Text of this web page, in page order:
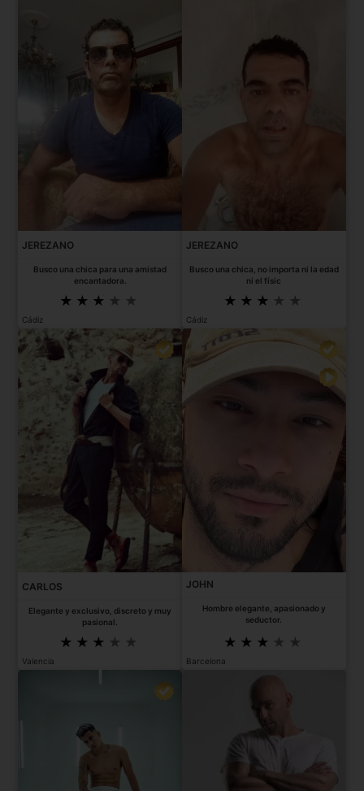
JEREZANO
Busco una chica para una amistad
encantadora.
Cádiz
JEREZANO
Busco una chica, no importa ni la edad
ni el físic
Cádiz
CARLOS
Elegante y exclusivo, discreto y muy
pasional.
Valencia
JOHN
Hombre elegante, apasionado y
seductor.
Barcelona